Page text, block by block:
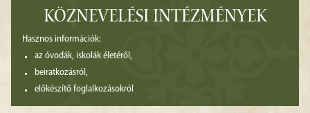
KÖZNEVELÉSI INTÉZMÉNYEK
Hasznos információk:
az óvodák, iskolák életéről,
beiratkozásról,
előkészítő foglalkozásokról